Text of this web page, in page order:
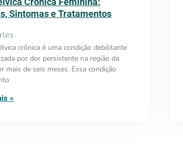
Sintomas e Tratamentos
crônica é uma condição debilitante
por dor persistente na região da
mais de seis meses. Essa condição
»